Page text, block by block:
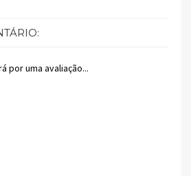
por uma avaliação...